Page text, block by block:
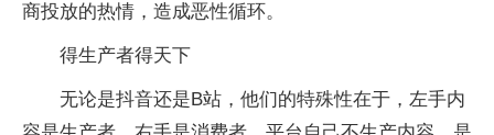
商投放的热情，造成恶性循环。
得生产者得天下
无论是抖音还是B站，他们的特殊性在于，左手内